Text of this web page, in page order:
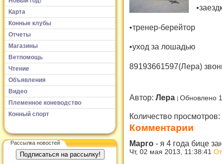
Карта
Конные клубы
Отчеты
Магазины
Ветпомощь
Чтение
Объявления
Видео
Племенное коневодство
Конный спорт
Рассылка новостей
•тренер-берейтор
•уход за лошадью
89193661597(Лера)
Автор: Лера Обновлено
Количество просмотров:
Комментарии
Марго - я 4 года бице
Чт, 02 мая 2013, 11:38:41